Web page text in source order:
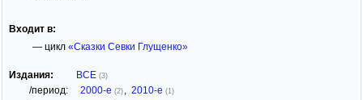
Входит в:
— цикл «Сказки Севки Глущенко»
Издания: ВСЕ (3)
/период: 2000-е (2) 2010-е (1)